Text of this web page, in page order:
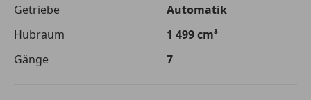
Getriebe
Automatik
Hubraum
1 499 cm³
Gänge
7